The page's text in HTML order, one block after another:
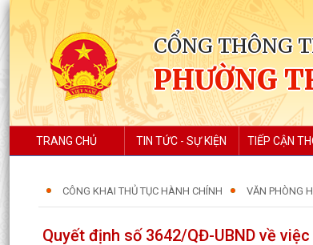
CỔNG THÔNG
PHƯỜNG
TRANG CHỦ TIN TỨC - SỰ KIỆN TIẾP CẬN
CÔNG KHAI THỦ TỤC HÀNH CHÍNH VĂN PHÒNG
Quyết định số 3642/QĐ-UBND về